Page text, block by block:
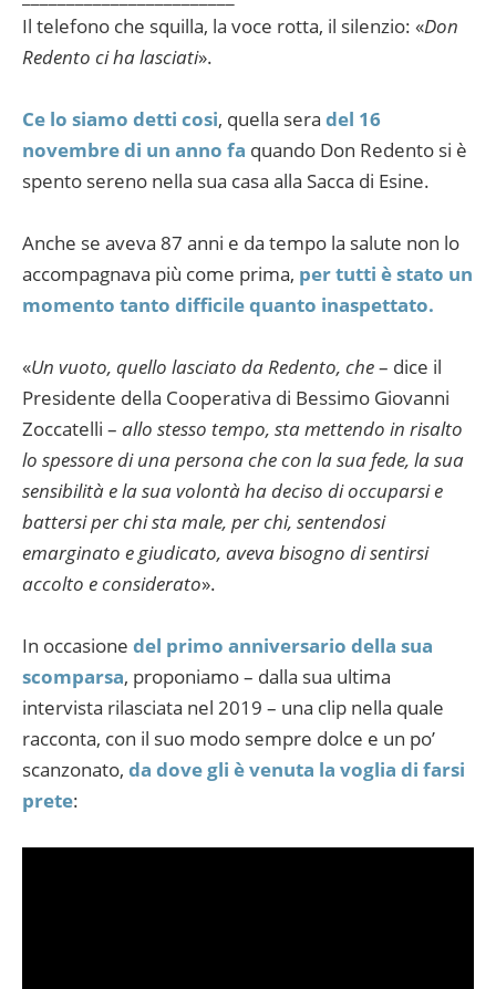
Il telefono che squilla, la voce rotta, il silenzio: «Don
Redento ci ha lasciati».
Ce lo siamo detti cosi, quella sera del 16
novembre di un anno fa quando Don Redento si è
spento sereno nella sua casa alla Sacca di Esine.
Anche se aveva 87 anni e da tempo la salute non lo
accompagnava più come prima, per tutti è stato un
momento tanto difficile quanto inaspettato.
«Un vuoto, quello lasciato da Redento, che– dice il
Presidente della Cooperativa di Bessimo Giovanni
Zoccatelli – allo stesso tempo, sta mettendo in risalto
lo spessore di una persona che con la sua fede, la sua
sensibilità e la sua volontà ha deciso di occuparsi e
battersi per chi sta male, per chi, sentendosi
emarginato e giudicato, aveva bisogno di sentirsi
accolto e considerato».
In occasione del primo anniversario della sua
scomparsa, proponiamo – dalla sua ultima
intervista rilasciata nel 2019 – una clip nella quale
racconta, con il suo modo sempre dolce e un po’
scanzonato, da dove gli è venuta la voglia di farsi
prete: